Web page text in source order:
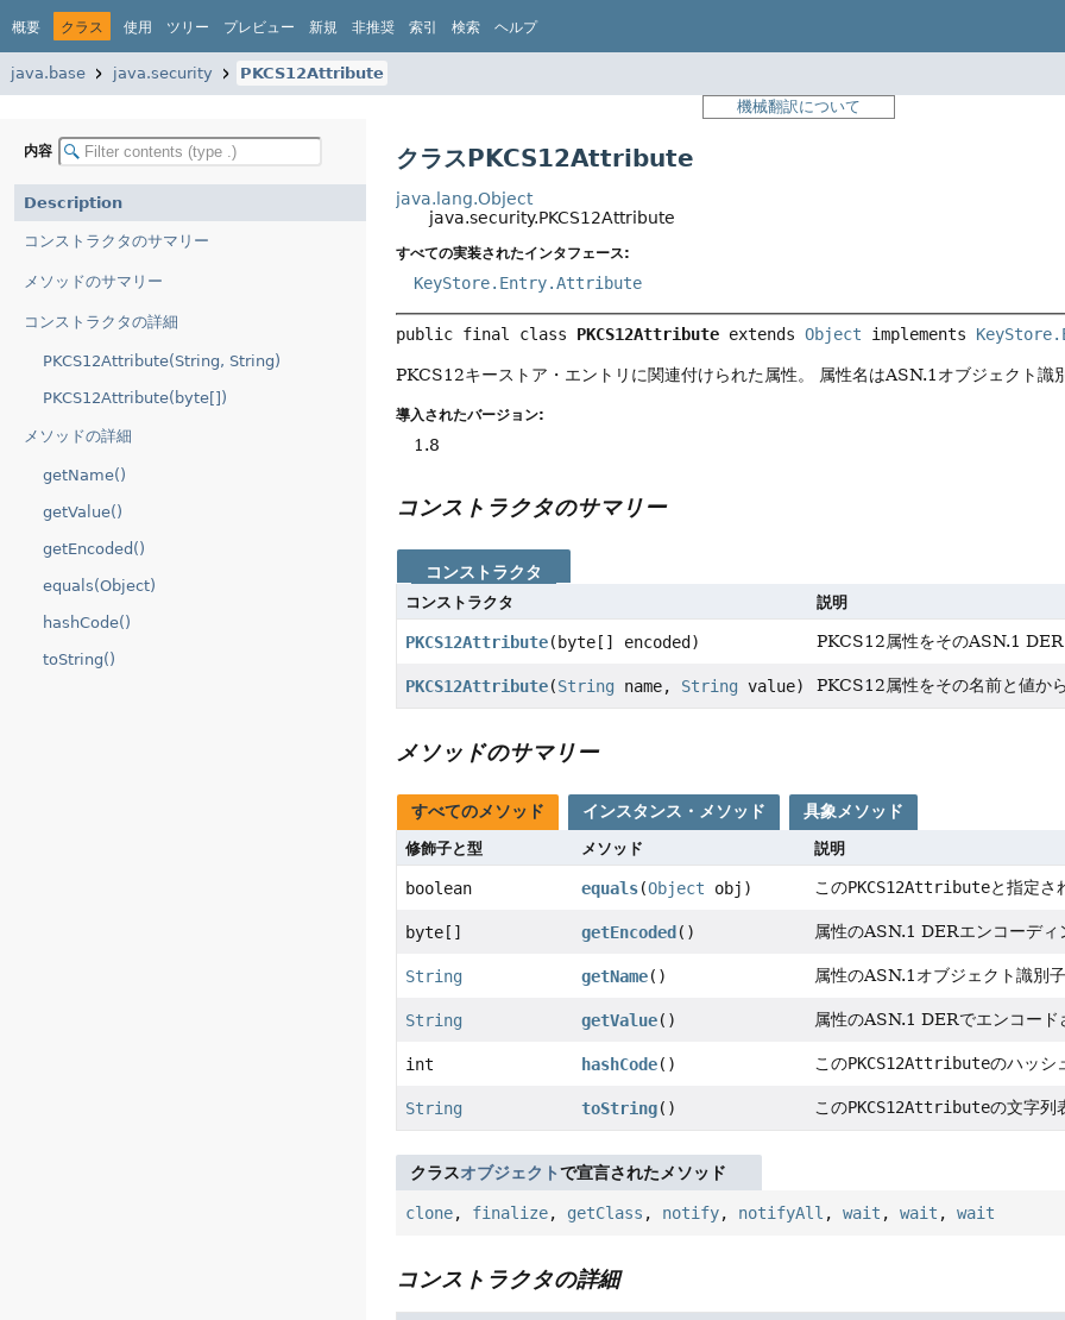
概要 クラス 使用 ツリー プレビュー 新規 非推奨 索引 検索 ヘルプ
java.base java.security
PKCS12Attribute
機械翻訳について
内容
Description
コンストラクタのサマリー
メソッドのサマリー
コンストラクタの詳細
PKCS12Attribute(String, String)
PKCS12Attribute(byte[])
メソッドの詳細
getName()
getValue()
getEncoded()
equals(Object)
hashCode()
toString()
クラスPKCS12Attribute
java.lang.Object
java.security.PKCS12Attribute
すべての実装されたインタフェース:
KeyStore.Entry.Attribute
public final class PKCS12Attribute extends Object implements
PKCS12キーストア・エントリに関連付けられた属性。 属性名はASN.1オブジェクト識
導入されたバージョン:
1.8
コンストラクタのサマリー
コンストラクタ
コンストラクタ 説明
PKCS12Attribute(byte[] encoded) PKCS12属性をそのASN.1 DER
PKCS12Attribute(String name, String value) PKCS12属性をその名前と値か
メソッドのサマリー
すべてのメソッド インスタンス・メソッド 具象メソッド
修飾子と型 メソッド 説明
boolean equals(Object obj) このPKCS12Attributeと指定さ
byte[] getEncoded () 属性のASN.1 DERエンコーディ
String getName() 属性のASN.1オブジェクト識別
String getValue() 属性のASN.1 DERでエンコード
int hashCode() このPKCS12Attributeのハッシ
String toString() このPKCS12Attributeの文字列
クラスオブジェクトで宣言されたメソッド
clone, finalize, getClass , notify, notifyAll ,wait ,wait ,wait
コンストラクタの詳細